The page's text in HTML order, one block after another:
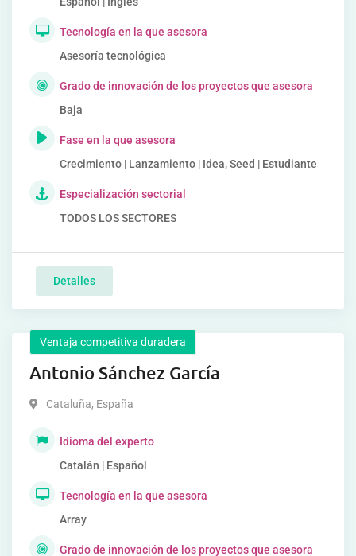
Tecnología en la que asesora
Asesoría tecnológica
Grado de innovación de los proyectos que asesora
Baja
Fase en la que asesora
Crecimiento | Lanzamiento | Idea, Seed | Estudiante
Especialización sectorial
TODOS LOS SECTORES
Detalles
Ventaja competitiva duradera
Antonio Sánchez García
Cataluña, España
Idioma del experto
Catalán | Español
Tecnología en la que asesora
Array
Grado de innovación de los proyectos que asesora